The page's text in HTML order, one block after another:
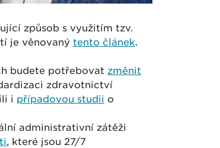
způsob s využitím tzv.
je věnovaný tento článek.
budete potřebovat změnit
zdravotnictví
i případovou studii o
administrativní zátěži
, které jsou 27/7